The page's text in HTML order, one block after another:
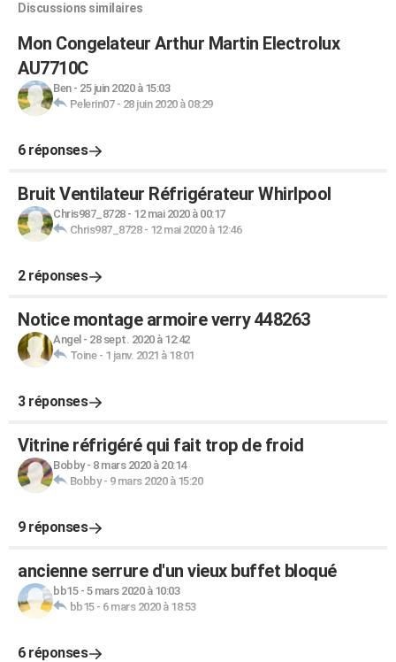
Discussions similaires
Mon Congelateur Arthur Martin Electrolux
AU7710C
Ben- 25 juin 2020 à 15:03
Pelerin07- 28 juin 2020 à 08:29
6 réponses
Bruit Ventilateur Réfrigérateur Whirlpool
Chris987_8728- 12 mai 2020 à 00:17
Chris987_8728- 12 mai 2020 à 12:46
2 réponses
Notice montage armoire verry 448263
Angel - 28 sept. 2020 à 12:42
Toine- 1 janv. 2021 à 18:01
3 réponses
Vitrine réfrigéré qui fait trop de froid
Bobby- 8 mars 2020 à 20:14
Bobby- 9 mars 2020 à 15:20
9 réponses
ancienne serrure d'un vieux buffet bloqué
bb15- 5 mars 2020 à 10:03
bb15- 6 mars 2020 à 18:53
6 réponses